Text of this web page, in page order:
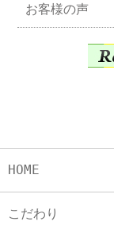
お客様の声
HOME
こだわり